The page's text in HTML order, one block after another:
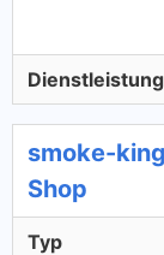
Dienstleistung
smoke-
Shop
Typ